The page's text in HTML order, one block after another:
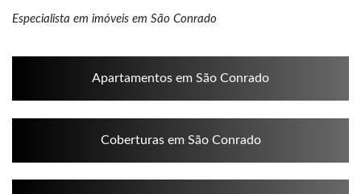
Especialista em imóveis em São Conrado
Apartamentos em São Conrado
Coberturas em São Conrado